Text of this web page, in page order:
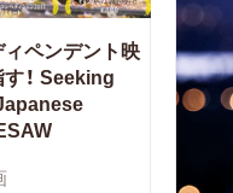
ペンデント映
！ Seeking